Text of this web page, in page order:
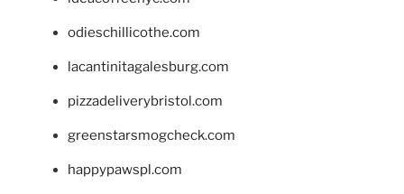
odieschillicothe.com
lacantinitagalesburg.com
pizzadeliverybristol.com
greenstarsmogcheck.com
happypawspl.com